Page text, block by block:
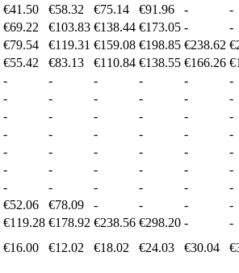
€41.50 €58.32 €75.14 €91.96 -
-
€69.22 €103.83 €138.44 €173.05 -
-
€79.54 €119.31 €159.08 €198.85 €238.62
€55.42 €83.13 €110.84 €138.55 €166.26
- - - - -
-
- - - - -
-
- - - - -
-
- - - - -
-
- - - - -
-
- - - - -
-
- - - - -
-
€52.06 €78.09 - - -
-
€119.28 €178.92 €238.56 €298.20 -
-
€16.00 €12.02 €18.02 €24.03 €30.04